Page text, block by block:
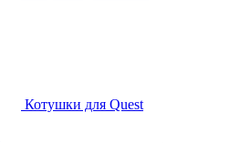
Котушки для Quest